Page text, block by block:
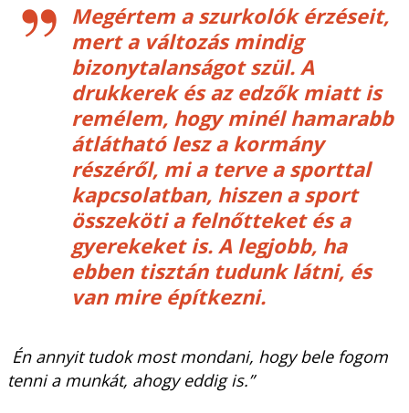
Megértem a szurkolók érzéseit,
mert a változás mindig
bizonytalanságot szül. A
drukkerek és az edzők miatt is
remélem, hogy minél hamarabb
átlátható lesz a kormány
részéről, mi a terve a sporttal
kapcsolatban, hiszen a sport
összeköti a felnőtteket és a
gyerekeket is. A legjobb, ha
ebben tisztán tudunk látni, és
van mire építkezni.
Én annyit tudok most mondani, hogy bele fogom
tenni a munkát, ahogy eddig is.”